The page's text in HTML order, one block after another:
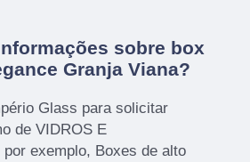
sobre box
Granja Viana?
Glass para solicitar
de VIDROS E
exemplo, Boxes de alto